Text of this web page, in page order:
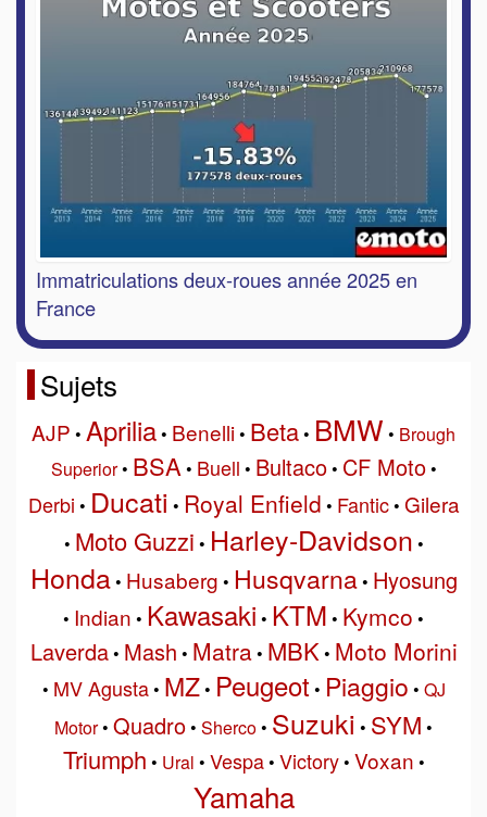
Immatriculations deux-roues année 2025 en
France
Sujets
AJP • Aprilia• Benelli• Beta• BMW • Brough
Superior• BSA• Buell • Bultaco• CF Moto•
Derbi • Ducati • Royal Enfield • Fantic• Gilera
• Moto Guzzi • Harley-Davidson •
Honda• Husaberg • Husqvarna• Hyosung
• Indian • Kawasaki • KTM • Kymco •
Laverda• Mash • Matra• MBK• Moto Morini
• MV Agusta• MZ• Peugeot • Piaggio • QJ
Motor• Quadro• Sherco• Suzuki • SYM •
Triumph • Ural • Vespa• Victory• Voxan •
Yamaha